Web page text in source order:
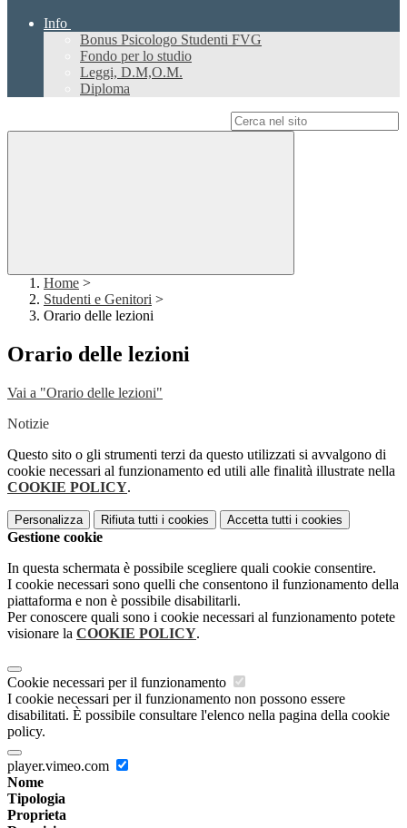
Info
Bonus Psicologo Studenti FVG
Fondo per lo studio
Leggi, D.M,O.M.
Diploma
Home >
Studenti e Genitori >
Orario delle lezioni
Orario delle lezioni
Vai a "Orario delle lezioni"
Notizie
Questo sito o gli strumenti terzi da questo utilizzati si avvalgono di
cookie necessari al funzionamento ed utili alle finalità illustrate nella
COOKIE POLICY.
Personalizza Rifiuta tutti i cookies Accetta tutti i cookies
Gestione cookie
In questa schermata è possibile scegliere quali cookie consentire.
I cookie necessari sono quelli che consentono il funzionamento della
piattaforma e non è possibile disabilitarli.
Per conoscere quali sono i cookie necessari al funzionamento potete
visionare la COOKIE POLICY.
Cookie necessari per il funzionamento
I cookie necessari per il funzionamento non possono essere
disabilitati. È possibile consultare l'elenco nella pagina della cookie
policy.
player.vimeo.com
Nome
Tipologia
Proprieta